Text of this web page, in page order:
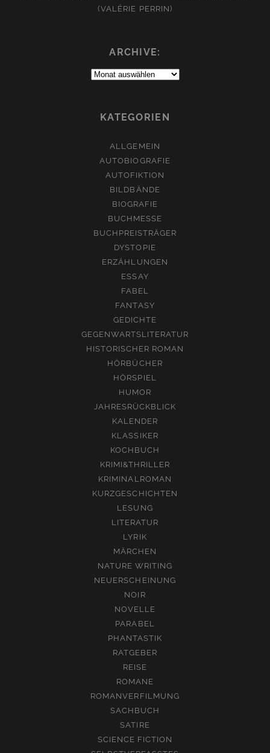
(VALÉRIE PERRIN)
ARCHIVE:
Archive:
KATEGORIEN
ALLGEMEIN
AUTOBIOGRAFIE
AUTOFIKTION
BILDBÄNDE
BIOGRAFIE
BUCHMESSE
BUCHPREISTRÄGER
DYSTOPIE
ERZÄHLUNGEN
ESSAY
FABEL
FANTASY
GEDICHTE
GEGENWARTSLITERATUR
HISTORISCHER ROMAN
HÖRBÜCHER
HÖRSPIEL
HUMOR
JAHRESRÜCKBLICK
KALENDER
KLASSIKER
KOCHBUCH
KRIMI&THRILLER
KRIMINALROMAN
KURZGESCHICHTEN
LESUNG
LITERATUR
LYRIK
MÄRCHEN
NATURE WRITING
NEUERSCHEINUNG
NOIR
NOVELLE
PARABEL
PHANTASTIK
RATGEBER
REISE
ROMANE
ROMANVERFILMUNG
SACHBUCH
SATIRE
SCIENCE FICTION